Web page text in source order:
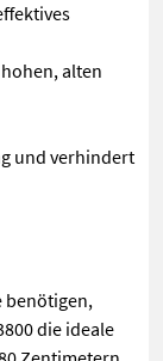
alten
und verhindert
benötigen,
die ideale